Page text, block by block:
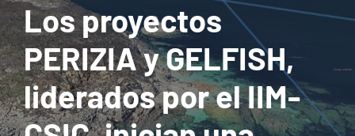
Los proyectos
PERIZIA y GELFISH,
liderados por el IIM-